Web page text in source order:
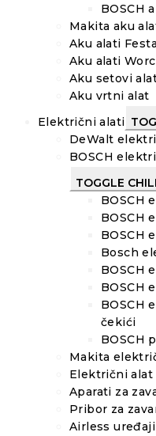
BOSCH
Makita aku
Aku alati
Aku alati
Aku setovi
Aku vrtni alat
Električni alati
DeWalt
BOSCH
TOGGLE
BOSCH
BOSCH
BOSCH
Bosch
BOSCH
BOSCH
BOSCH
čekići
BOSCH
Makita
Električni alat
Aparati za
Pribor za
Airless